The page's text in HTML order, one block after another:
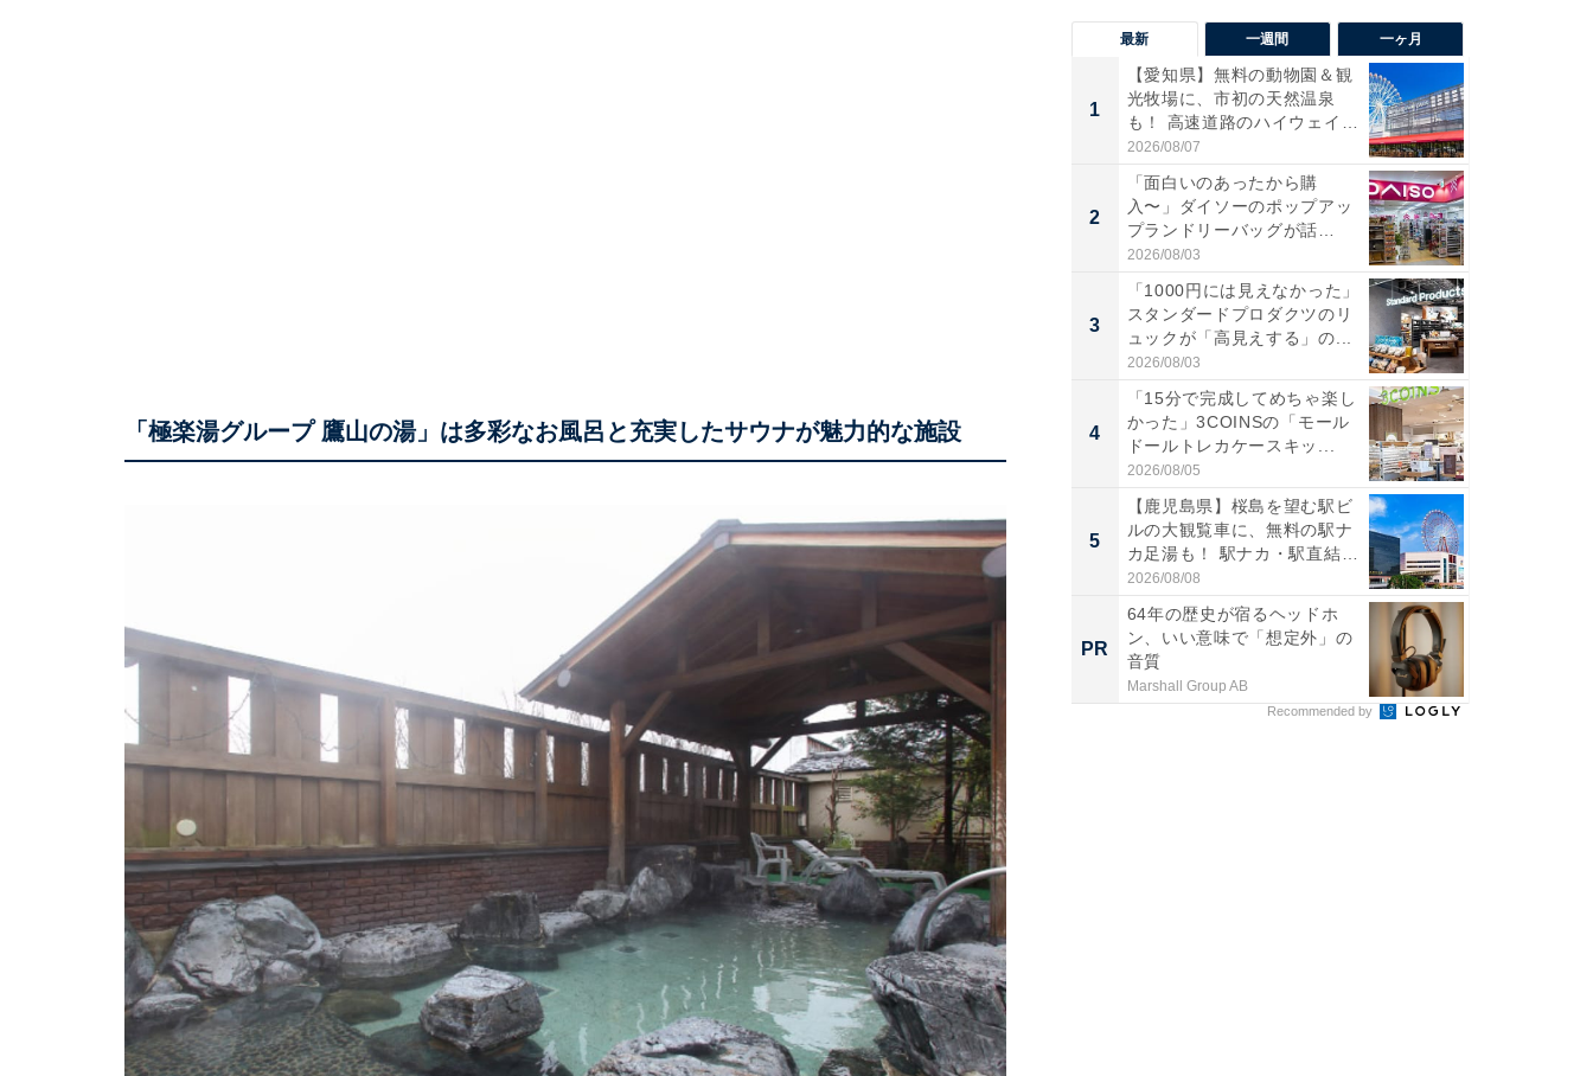
「極楽湯グループ 鷹山の湯」は多彩なお風呂と充実したサウナが魅力的な施設
最新 一週間 一ヶ月
1
【愛知県】無料の動物園＆観
光牧場に、市初の天然温泉
も！ 高速道路のハイウェイオ
ア...
2026/08/07
2
「面白いのあったから購
入〜」ダイソーのポップアッ
プランドリーバッグが話
題。“さま...
2026/08/03
3
「1000円には見えなかった」
スタンダードプロダクツのリ
ュックが「高見えする」の...
2026/08/03
4
「15分で完成してめちゃ楽し
かった」3COINSの「モール
ドールトレカケースキッ...
2026/08/05
5
【鹿児島県】桜島を望む駅ビ
ルの大観覧車に、無料の駅ナ
カ足湯も！ 駅ナカ・駅直結
ス...
2026/08/08
PR
64年の歴史が宿るヘッドホ
ン、いい意味で「想定外」の
音質
Marshall Group AB
Recommended by